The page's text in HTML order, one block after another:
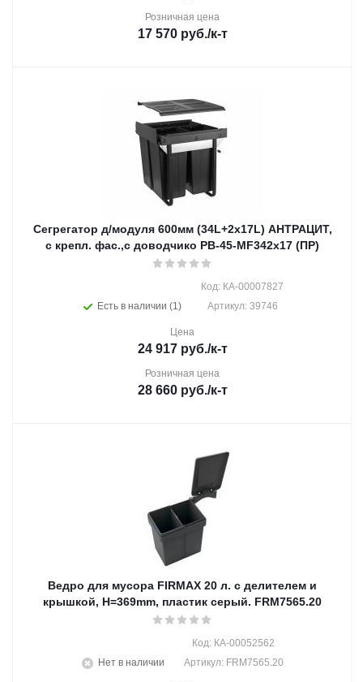
Розничная цена
17 570руб./к-т
Сегрегатор д/модуля 600мм (34L+2x17L) АНТРАЦИТ,
с крепл. фас.,с доводчико PB-45-MF342x17 (ПР)
Есть в наличии (1)
Код: КА-00007827
Артикул: 39746
Цена
24 917руб./к-т
Розничная цена
28 660руб./к-т
Ведро для мусора FIRMAX 20 л. c делителем и
крышкой, H=369mm, пластик серый. FRM7565.20
Нет в наличии
Код: КА-00052562
Артикул: FRM7565.20